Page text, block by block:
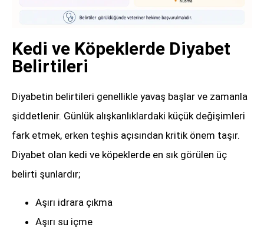
Kedi ve Köpeklerde Diyabet
Belirtileri
Diyabetin belirtileri genellikle yavaş başlar ve zamanla
şiddetlenir. Günlük alışkanlıklardaki küçük değişimleri
fark etmek, erken teşhis açısından kritik önem taşır.
Diyabet olan kedi ve köpeklerde en sık görülen üç
belirti şunlardır;
Aşırı idrara çıkma
Aşırı su içme